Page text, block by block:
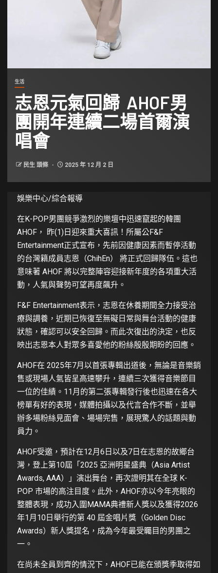
生活
志恩元氣回歸 AHOF男
團開年連續二場首爾演
唱會
民生 頭條 2025 年 12 月 2 日
娛樂中心/綜合報導
在K-POP男團競爭激烈的樂壇中迅速竄起的韓團
AHOF， 昨(1)日迎來重大喜訊！所屬公F&F
Entertainment正式宣布，先前因健康因素而暫停活動
的台灣籍成員志恩（ChihEn） 將正式回歸隊伍。這也
意味著 AHOF 將以完整陣容迎接新年度的各項重大活
動，人氣與聲勢可望再度飆升。
F&F Entertainment表示，志恩在休養期間全力接受治
療與調養，近期已恢復至無礙日常與舞台活動的健康
狀態，確認可以安全回歸。而此次復出的決定，也反
映出志恩本人對眾多喜愛他的粉絲殷殷期盼的回應。
AHOF在 2025年7月以首張專輯出道後，無論是音樂銷
售或現場人氣皆呈高速攀升，連續三次獲得音樂節目
一位的佳績。11月的第二張專輯發行後也迅速在各大
榜單有好的表現，媒體拍攝以及代言合作不斷，並舉
辦多場粉絲見面會、場場完售，展現驚人的話題與動
員力。
AHOF受邀，預計在12月6日以及7日在志恩的故鄉台
灣，登上第10屆「2025 亞洲明星盛典（Asia Artist
Awards, AAA）」演出舞台，再次證明其在全球 K-
POP 市場的高注目度。此外，AHOF亦以今年亮眼的
整體表現，成功入圍MAMA典禮新人獎以及獲得2026
年1月10日舉行的第 40 屆金唱片獎（Golden Disc
Awards）新人獎提名，成為今年最受矚目的男團之
一。
在尚未全員到齊的情況下，AHOF已能在頒獎季取得如